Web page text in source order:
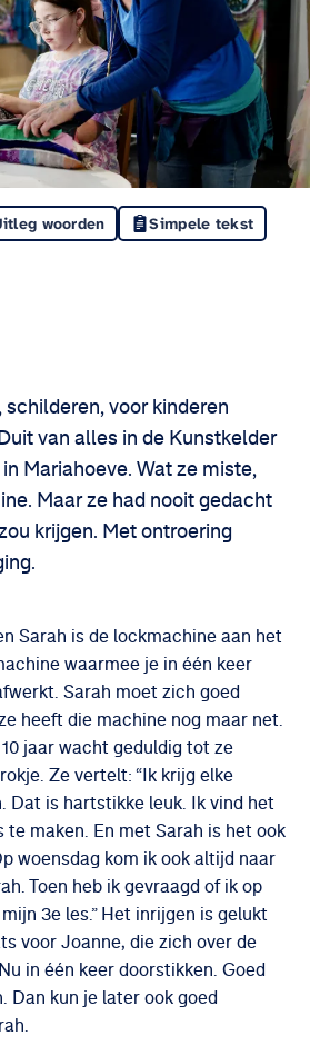
woorden Simpele tekst
Linkedin
dit via Facebook
schilderen, voor kinderen
van alles in de Kunstkelder
Mariahoeve. Wat ze miste,
Maar ze had nooit gedacht
krijgen. Met ontroering
Sarah is de lockmachine aan het
waarmee je in één keer
Sarah moet zich goed
heeft die machine nog maar net.
10 jaar wacht geduldig tot ze
Ze vertelt: “Ik krijg elke
Dat is hartstikke leuk. Ik vind het
te maken. En met Sarah is het ook
woensdag kom ik ook altijd naar
Toen heb ik gevraagd of ik op
3e les.” Het inrijgen is gelukt
voor Joanne, die zich over de
in één keer doorstikken. Goed
Dan kun je later ook goed